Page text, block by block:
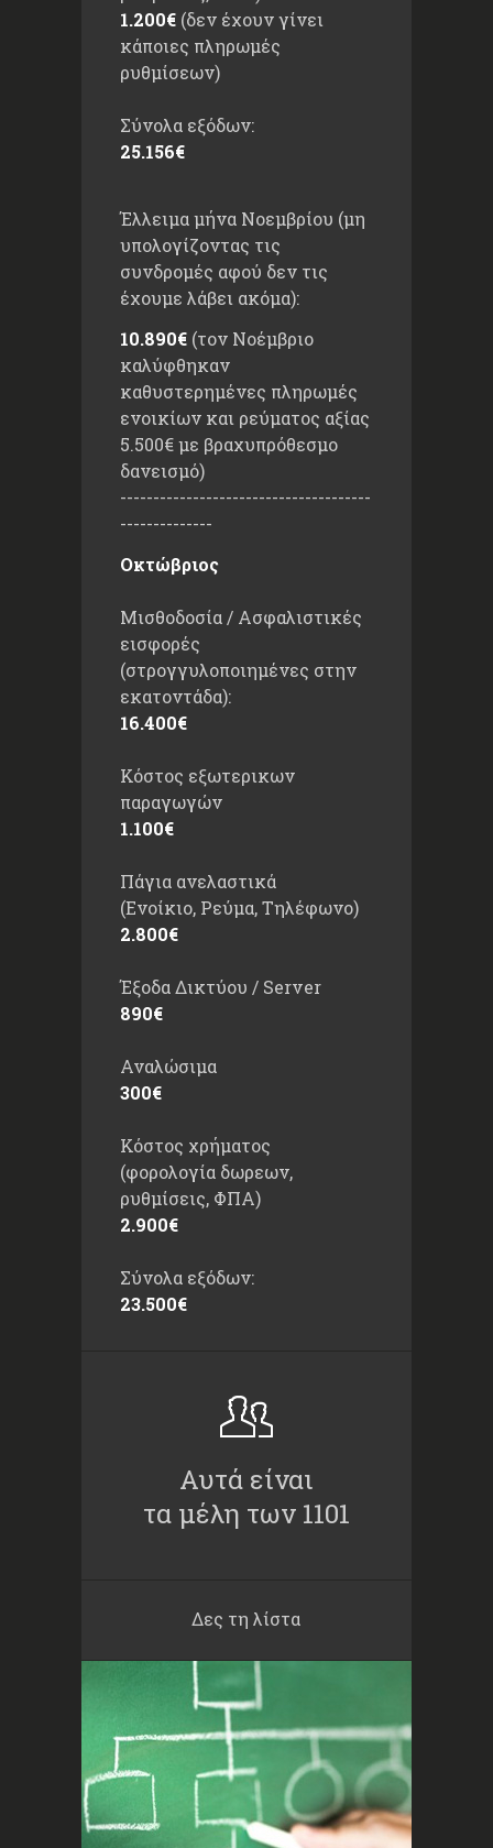
1.200€(δεν έχουν γίνει
κάποιες πληρωμές
ρυθμίσεων)
Σύνολα εξόδων:
25.156€
Έλλειμα μήνα Νοεμβρίου (μη
υπολογίζοντας τις
συνδρομές αφού δεν τις
έχουμε λάβει ακόμα):
10.890€(τον Νοέμβριο
καλύφθηκαν
καθυστερημένες πληρωμές
ενοικίων και ρεύματος αξίας
5.500€ με βραχυπρόθεσμο
δανεισμό)
--------------------------------------
--------------
Οκτώβριος
Μισθοδοσία / Ασφαλιστικές
εισφορές
(στρογγυλοποιημένες στην
εκατοντάδα):
16.400€
Κόστος εξωτερικων
παραγωγών
1.100€
Πάγια ανελαστικά
(Ενοίκιο, Ρεύμα, Τηλέφωνο)
2.800€
Έξοδα Δικτύου / Server
890€
Αναλώσιμα
300€
Κόστος χρήματος
(φορολογία δωρεων,
ρυθμίσεις, ΦΠΑ)
2.900€
Σύνολα εξόδων:
23.500€
Αυτά είναι
τα μέλη των 1101
Δες τη λίστα